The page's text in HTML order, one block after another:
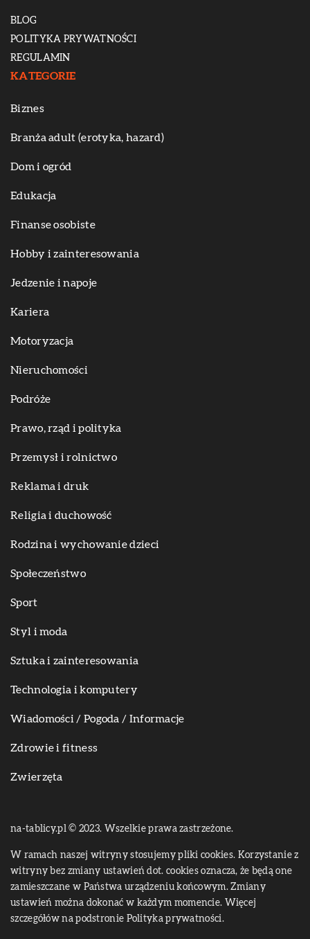
BLOG
POLITYKA PRYWATNOŚCI
REGULAMIN
KATEGORIE
Biznes
Branża adult (erotyka, hazard)
Dom i ogród
Edukacja
Finanse osobiste
Hobby i zainteresowania
Jedzenie i napoje
Kariera
Motoryzacja
Nieruchomości
Podróże
Prawo, rząd i polityka
Przemysł i rolnictwo
Reklama i druk
Religia i duchowość
Rodzina i wychowanie dzieci
Społeczeństwo
Sport
Styl i moda
Sztuka i zainteresowania
Technologia i komputery
Wiadomości / Pogoda / Informacje
Zdrowie i fitness
Zwierzęta
na-tablicy.pl © 2023. Wszelkie prawa zastrzeżone.
W ramach naszej witryny stosujemy pliki cookies. Korzystanie z
witryny bez zmiany ustawień dot. cookies oznacza, że będą one
zamieszczane w Państwa urządzeniu końcowym. Zmiany
ustawień można dokonać w każdym momencie. Więcej
szczegółów na podstronie Polityka prywatności.